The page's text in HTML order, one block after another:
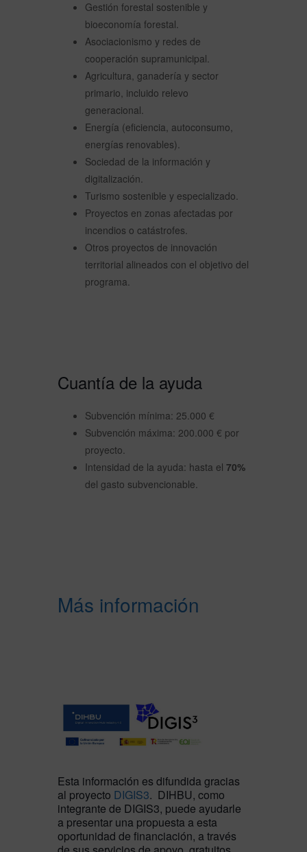
Gestión forestal sostenible y
bioeconomía forestal.
Asociacionismo y redes de
cooperación supramunicipal.
Agricultura, ganadería y sector
primario, incluido relevo
generacional.
Energía (eficiencia, autoconsumo,
energías renovables).
Sociedad de la información y
digitalización.
Turismo sostenible y especializado.
Proyectos en zonas afectadas por
incendios o catástrofes.
Otros proyectos de innovación
territorial alineados con el objetivo del
programa.
Cuantía de la ayuda
Subvención mínima: 25.000 €
Subvención máxima: 200.000 € por
proyecto.
Intensidad de la ayuda: hasta el 70%
del gasto subvencionable.
Más información
Esta información es difundida gracias
al proyecto DIGIS3. DIHBU, como
integrante de DIGIS3, puede ayudarle
a presentar una propuesta a esta
oportunidad de financiación, a través